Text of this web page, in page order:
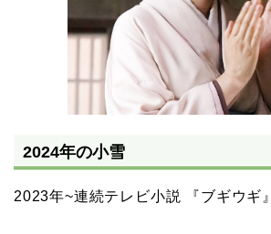
2024年の小雪
2023年~連続テレビ小説 『ブギウギ